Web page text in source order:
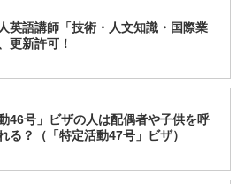
英語講師「技術・人文知識・国際業
更新許可！
動46号」ビザの人は配偶者や子供を呼
る？（「特定活動47号」ビザ）